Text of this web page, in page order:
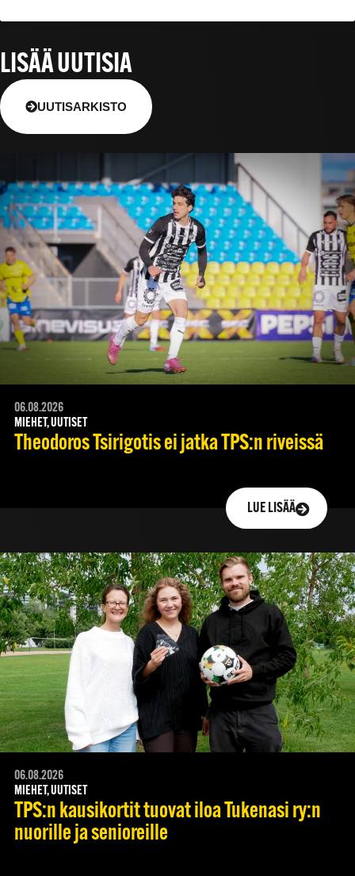
LISÄÄ UUTISIA
UUTISARKISTO
06.08.2026
MIEHET, UUTISET
Theodoros Tsirigotis ei jatka TPS:n riveissä
LUE LISÄÄ
06.08.2026
MIEHET, UUTISET
TPS:n kausikortit tuovat iloa Tukenasi ry:n
nuorille ja senioreille